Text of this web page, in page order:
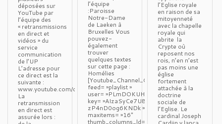
déposées sur
YouTube par
l’équipe des
« retransmissions
en direct et
vidéos » du
service
communication
de l’UP
L’adresse pour
ce direct est la
suivante :
www.youtube.com/c/JosephcardijnBe.
La
retransmission
en direct est
assurée lors :
l’équipe
:Paroisse
Notre-Dame
de Laeken à
Bruxelles Vous
pouvez-
également
trouver
quelques textes
sur cette page :
Homélies
[Youtube_Channel_Gallery
feed= »playlist »
user=
key= »AIzaSyCe7U8prdMAnM4WH4WZh-
zP4nD0og6KNDk »
maxitems= »16″
thumb_columns_ld= »2″
l’Eglise royale
en raison de sa
mitoyenneté
avec la chapelle
royale qui
abrite la
Crypte où
reposent nos
rois, n’en n’est
pas moins une
église
fortement
attachée à la
doctrine
sociale de
l’Eglise. Le
cardinal Joseph